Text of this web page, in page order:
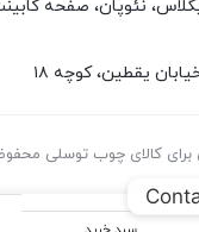
نئوپان، صفحه
یقطین، کوچه ۱۸
برای کالای چوب توسلی